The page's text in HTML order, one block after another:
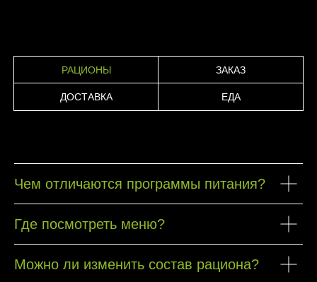
РАЦИОНЫ ЗАКАЗ
ДОСТАВКА ЕДА
Чем отличаются программы питания?
Где посмотреть меню?
Можно ли изменить состав рациона?